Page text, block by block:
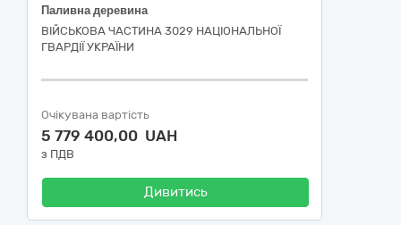
Паливна деревина
ВІЙСЬКОВА ЧАСТИНА 3029 НАЦІОНАЛЬНОЇ
ГВАРДІЇ УКРАЇНИ
Очікувана вартість
5 779 400,00 UAH
з ПДВ
Дивитись